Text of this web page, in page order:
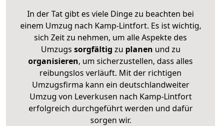
In der Tat gibt es viele Dinge zu beachten bei
einem Umzug nach Kamp-Lintfort. Es ist wichtig,
sich Zeit zu nehmen, um alle Aspekte des
Umzugs sorgfältig zu planen und zu
organisieren, um sicherzustellen, dass alles
reibungslos verläuft. Mit der richtigen
Umzugsfirma kann ein deutschlandweiter
Umzug von Leverkusen nach Kamp-Lintfort
erfolgreich durchgeführt werden und dafür
sorgen wir.